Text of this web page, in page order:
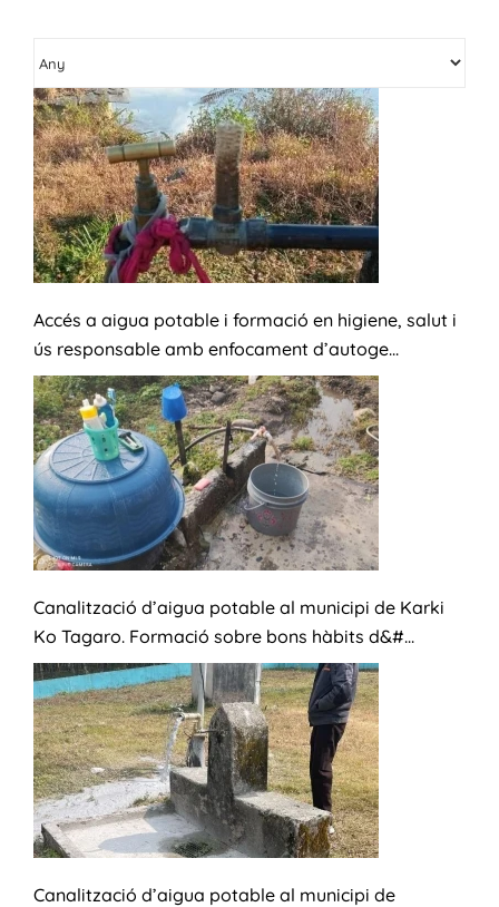
Accés a aigua potable i formació en higiene, salut i
ús responsable amb enfocament d’autoge...
Canalització d’aigua potable al municipi de Karki
Ko Tagaro. Formació sobre bons hàbits d&#...
Canalització d’aigua potable al municipi de